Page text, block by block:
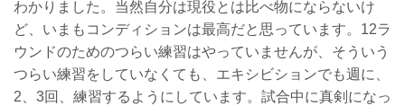
わかりました。当然自分は現役とは比べ物にならないけ
ど、いまもコンディションは最高だと思っています。12ラ
ウンドのためのつらい練習はやっていませんが、そういう
つらい練習をしていなくても、エキシビションでも週に、
2、3回、練習するようにしています。試合中に真剣になっ